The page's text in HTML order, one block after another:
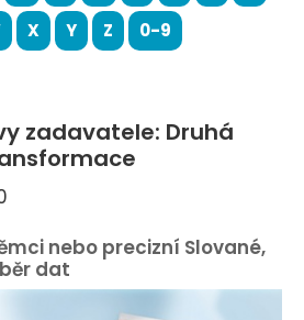
X Y Z 0-9
zadavatele: Druhá
nebo precizní Slované,
dat